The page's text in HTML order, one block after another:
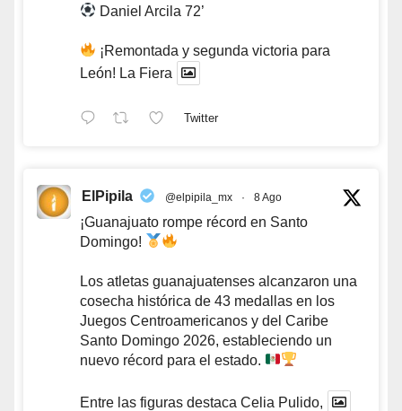
Daniel Arcila 72’
¡Remontada y segunda victoria para
León! La Fiera
Twitter
ElPipila @elpipila_mx · 8 Ago
¡Guanajuato rompe récord en Santo
Domingo!
Los atletas guanajuatenses alcanzaron una
cosecha histórica de 43 medallas en los
Juegos Centroamericanos y del Caribe
Santo Domingo 2026, estableciendo un
nuevo récord para el estado.
Entre las figuras destaca Celia Pulido,